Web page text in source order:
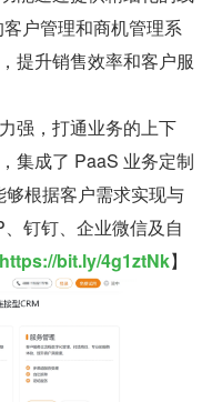
户管理和商机管理系
提升销售效率和客户服
强，打通业务的上下
集成了 PaaS 业务定制
根据客户需求实现与
钉钉、企业微信及自
https://bit.ly/4g1ztNk】